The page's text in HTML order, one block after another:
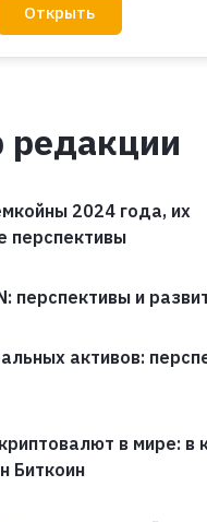
Открыть
2024 года, их
перспективы
перспективы и
активов:
в мире: в
Биткоин